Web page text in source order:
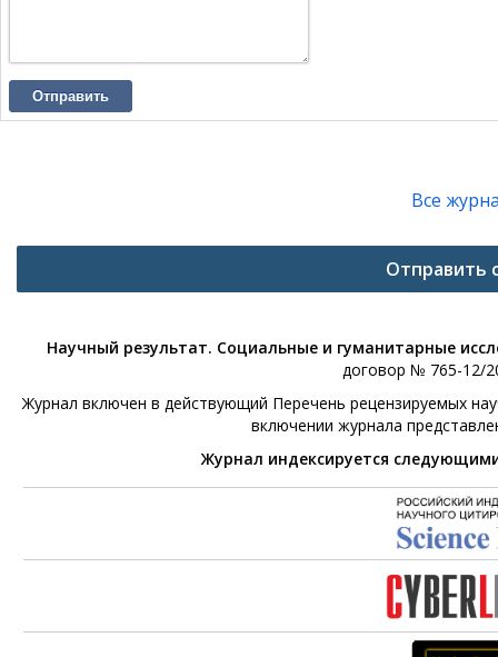
Отправить
Все
Отправить
Научный результат. Социальные и гуманитарные
договор № 765-12/
Журнал включен в действующий Перечень рецензируемых
включении журнала
Журнал индексируется